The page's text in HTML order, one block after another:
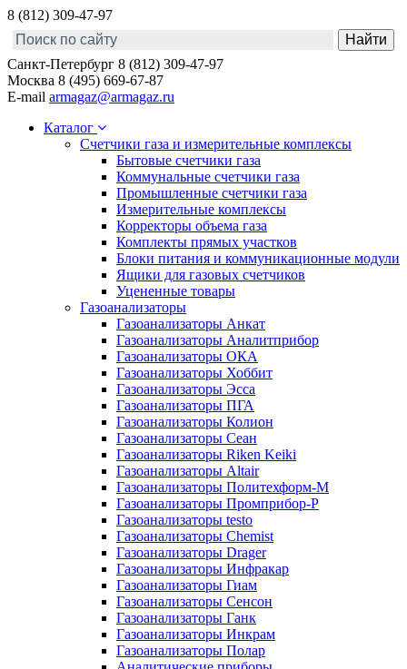
8 (812) 309-47-97
Санкт-Петербург 8 (812) 309-47-97
Москва 8 (495) 669-67-87
E-mail armagaz@armagaz.ru
Каталог
Счетчики газа и измерительные комплексы
Бытовые счетчики газа
Коммунальные счетчики газа
Промышленные счетчики газа
Измерительные комплексы
Корректоры объема газа
Комплекты прямых участков
Блоки питания и коммуникационные модули
Ящики для газовых счетчиков
Уцененные товары
Газоанализаторы
Газоанализаторы Анкат
Газоанализаторы Аналитприбор
Газоанализаторы ОКА
Газоанализаторы Хоббит
Газоанализаторы Эсса
Газоанализаторы ПГА
Газоанализаторы Колион
Газоанализаторы Сеан
Газоанализаторы Riken Keiki
Газоанализаторы Altair
Газоанализаторы Политехформ-М
Газоанализаторы Промприбор-Р
Газоанализаторы testo
Газоанализаторы Chemist
Газоанализаторы Drager
Газоанализаторы Инфракар
Газоанализаторы Гиам
Газоанализаторы Сенсон
Газоанализаторы Ганк
Газоанализаторы Инкрам
Газоанализаторы Полар